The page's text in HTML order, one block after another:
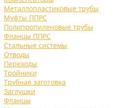
Металлопластиковые трубы
Муфты ППРС
Полипропиленовые трубы
Фланцы ППРС
Стальные системы
Отводы
Переходы
Тройники
Трубная заготовка
Заглушки
Фланцы